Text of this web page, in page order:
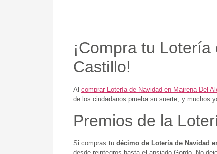
¡Compra tu
Castillo!
Al comprar Lotería de Navidad en Mairena Del
de los ciudadanos prueba su suerte, y muchos
Premios de la
Si compras tu décimo de Lotería de Navidad